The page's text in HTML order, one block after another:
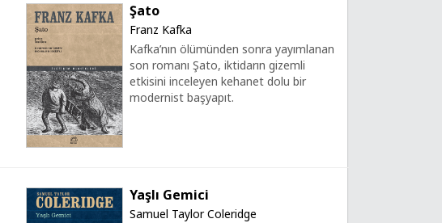
Şato
Franz Kafka
Kafka’nın ölümünden sonra yayımlanan
son romanı Şato, iktidarın gizemli
etkisini inceleyen kehanet dolu bir
modernist başyapıt.
Yaşlı Gemici
Samuel Taylor Coleridge